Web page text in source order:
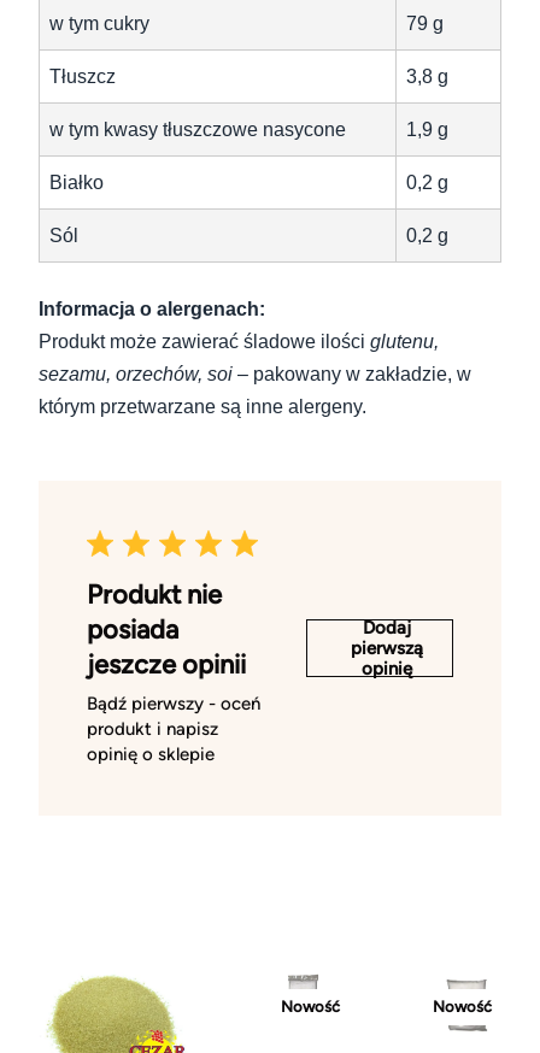
w tym cukry 79 g
Tłuszcz 3,8 g
w tym kwasy tłuszczowe nasycone 1,9 g
Białko 0,2 g
Sól 0,2 g
Informacja o alergenach:
Produkt może zawierać śladowe ilości glutenu,
sezamu, orzechów, soi – pakowany w zakładzie, w
którym przetwarzane są inne alergeny.
Produkt nie
posiada
jeszcze opinii
Bądź pierwszy - oceń
produkt i napisz
opinię o sklepie
Dodaj
pierwszą
opinię
Nowość Nowość